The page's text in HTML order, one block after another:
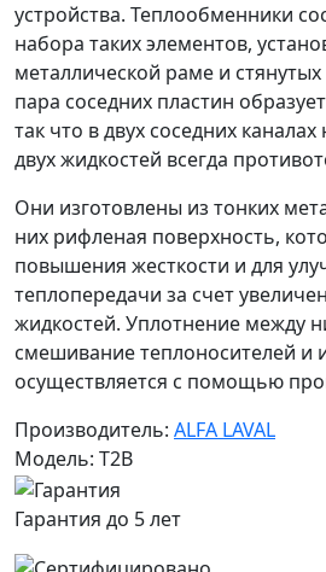
устройства. Теплообменники
набора таких элементов,
металлической раме и
пара соседних пластин
так что в двух соседних
двух жидкостей всегда
Они изготовлены из тонких
них рифленая поверхность,
повышения жесткости и для
теплопередачи за счет
жидкостей. Уплотнение между
смешивание теплоносителей и
осуществляется с помощью
Производитель: ALFA LAVAL
Модель: T2B
Гарантия до 5 лет